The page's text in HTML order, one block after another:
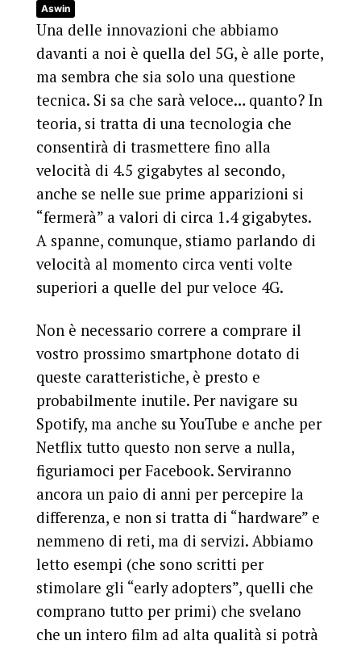
Aswin
Una delle innovazioni che abbiamo
davanti a noi è quella del 5G, è alle porte,
ma sembra che sia solo una questione
tecnica. Si sa che sarà veloce… quanto? In
teoria, si tratta di una tecnologia che
consentirà di trasmettere fino alla
velocità di 4.5 gigabytes al secondo,
anche se nelle sue prime apparizioni si
“fermerà” a valori di circa 1.4 gigabytes.
A spanne, comunque, stiamo parlando di
velocità al momento circa venti volte
superiori a quelle del pur veloce 4G.
Non è necessario correre a comprare il
vostro prossimo smartphone dotato di
queste caratteristiche, è presto e
probabilmente inutile. Per navigare su
Spotify, ma anche su YouTube e anche per
Netflix tutto questo non serve a nulla,
figuriamoci per Facebook. Serviranno
ancora un paio di anni per percepire la
differenza, e non si tratta di “hardware” e
nemmeno di reti, ma di servizi. Abbiamo
letto esempi (che sono scritti per
stimolare gli “early adopters”, quelli che
comprano tutto per primi) che svelano
che un intero film ad alta qualità si potrà